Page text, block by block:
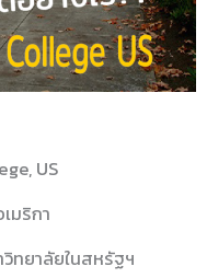
US
มริกา
ทยาลัยในสหรัฐฯ